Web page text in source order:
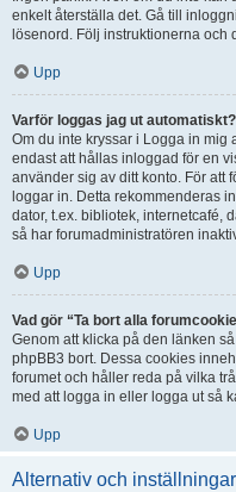
enkelt återställa det. Gå till
lösenord. Följ instruktionerna
Upp
Varför loggas jag ut automatiskt?
Om du inte kryssar i Logga in mig
endast att hållas inloggad för en
använder sig av ditt konto. För att
loggar in. Detta rekommenderas
dator, t.ex. bibliotek, internetcafé,
så har forumadministratören
Upp
Vad gör “Ta bort alla
Genom att klicka på den länken
phpBB3 bort. Dessa cookies
forumet och håller reda på vilka
med att logga in eller logga ut så
Upp
Alternativ och inställningar